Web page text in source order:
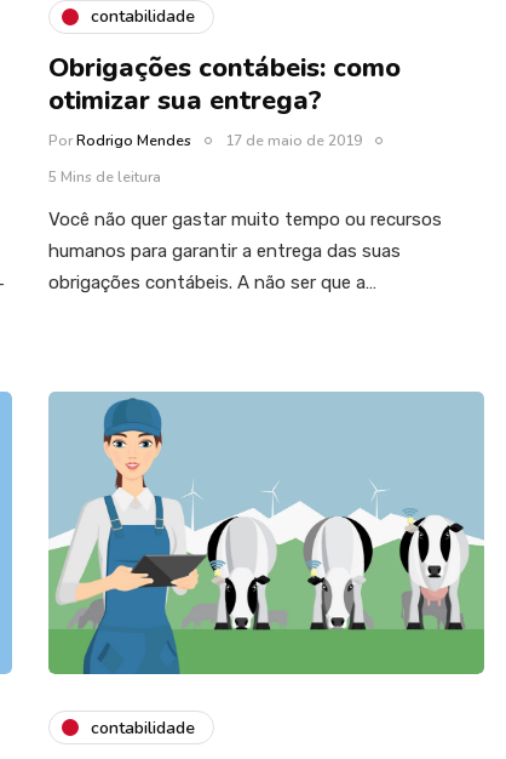
contabilidade
Obrigações contábeis: como
otimizar sua entrega?
PorRodrigo Mendes
17 de maio de 2019
5 Mins de leitura
Você não quer gastar muito tempo ou recursos
humanos para garantir a entrega das suas
obrigações contábeis. A não ser que a…
contabilidade